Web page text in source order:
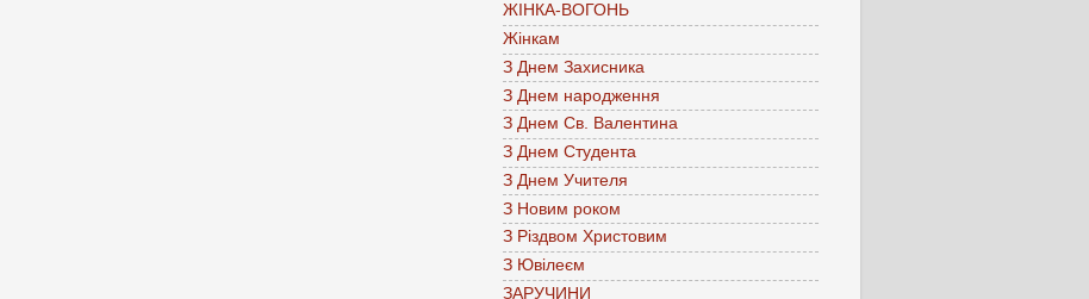
ЖІНКА-ВОГОНЬ
Жінкам
З Днем Захисника
З Днем народження
З Днем Св. Валентина
З Днем Студента
З Днем Учителя
З Новим роком
З Різдвом Христовим
З Ювілеєм
ЗАРУЧИНИ